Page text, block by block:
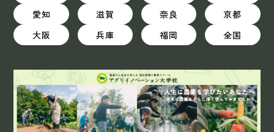
愛知
滋賀 奈良
京都
大阪
兵庫 福岡 全国